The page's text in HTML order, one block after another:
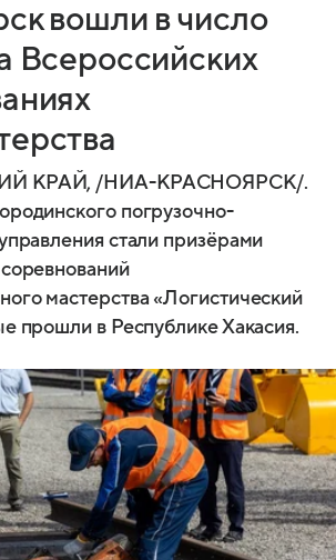
вошли в число
Всероссийских
КРАЙ, /НИА-КРАСНОЯРСК/.
погрузочно-
стали призёрами
мастерства «Логистический
прошли в Республике Хакасия.